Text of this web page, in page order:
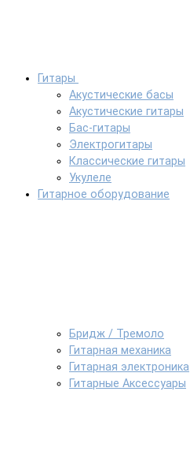
Гитары
Акустические басы
Акустические гитары
Бас-гитары
Электрогитары
Классические гитары
Укулеле
Гитарное оборудование
Бридж / Тремоло
Гитарная механика
Гитарная электроника
Гитарные Аксессуары